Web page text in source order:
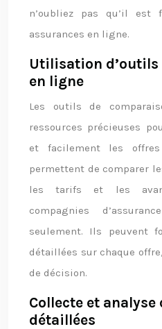
n’oubliez pas qu’il est
assurances en ligne.
Utilisation
en ligne
Les outils de
ressources précieuses
et facilement les offres
permettent de comparer
les tarifs et les
compagnies
seulement. Ils peuvent
détaillées sur chaque
de décision.
Collecte et
détaillées